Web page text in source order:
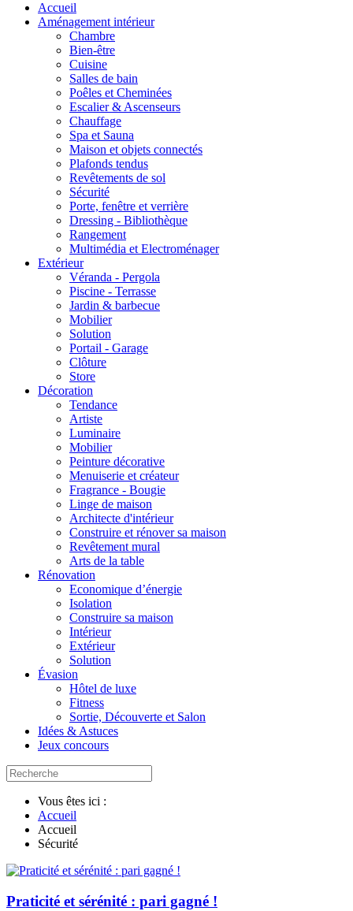
Accueil
Aménagement intérieur
Chambre
Bien-être
Cuisine
Salles de bain
Poêles et Cheminées
Escalier & Ascenseurs
Chauffage
Spa et Sauna
Maison et objets connectés
Plafonds tendus
Revêtements de sol
Sécurité
Porte, fenêtre et verrière
Dressing - Bibliothèque
Rangement
Multimédia et Electroménager
Extérieur
Véranda - Pergola
Piscine - Terrasse
Jardin & barbecue
Mobilier
Solution
Portail - Garage
Clôture
Store
Décoration
Tendance
Artiste
Luminaire
Mobilier
Peinture décorative
Menuiserie et créateur
Fragrance - Bougie
Linge de maison
Architecte d'intérieur
Construire et rénover sa maison
Revêtement mural
Arts de la table
Rénovation
Economique d’énergie
Isolation
Construire sa maison
Intérieur
Extérieur
Solution
Évasion
Hôtel de luxe
Fitness
Sortie, Découverte et Salon
Idées & Astuces
Jeux concours
Vous êtes ici :
Accueil
Accueil
Sécurité
Praticité et sérénité : pari gagné !